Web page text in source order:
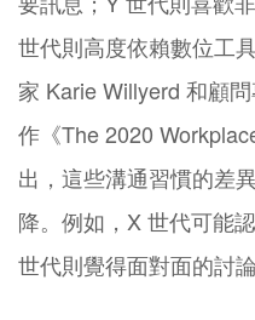
世代則高度依賴數位工
家 Karie Willyerd 和顧
作《The 2020
出，這些溝通習慣的差
降。例如，X 世代可能
世代則覺得面對面的討論